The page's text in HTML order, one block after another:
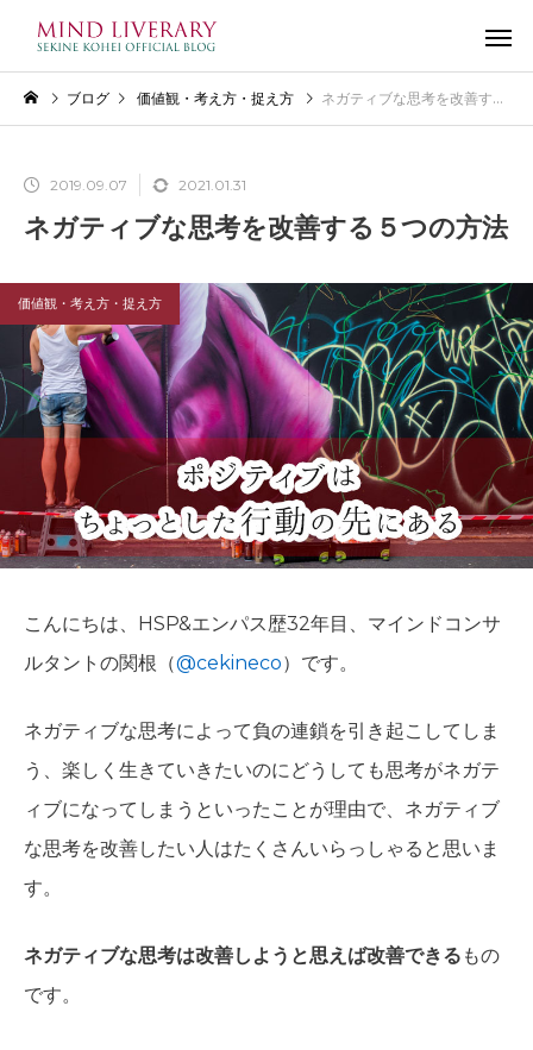
ブログ 価値観・考え方・捉え方 ネガティブな思考を改善する５つの方法
2019.09.07 2021.01.31
ネガティブな思考を改善する５つの方法
価値観・考え方・捉え方
こんにちは、HSP&エンパス歴32年目、マインドコンサ
ルタントの関根（@cekineco）です。
ネガティブな思考によって負の連鎖を引き起こしてしま
う、楽しく生きていきたいのにどうしても思考がネガテ
ィブになってしまうといったことが理由で、ネガティブ
な思考を改善したい人はたくさんいらっしゃると思いま
す。
ネガティブな思考は改善しようと思えば改善できる もの
です。